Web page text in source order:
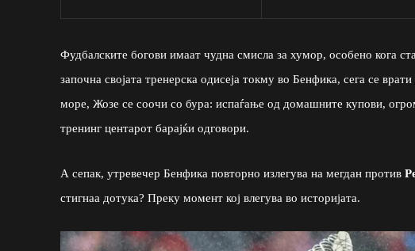
Фудбалските богови имаат чудна смисла за хумор, особено кога
започна својата тренерска одисеја токму во Бенфика, сега се
море, Жозе се соочи со бура: испаѓање од домашните купови,
тренинг центарот барајќи одговори.
А сепак, утревечер Бенфика повторно излегува на мегдан против
стигнаа дотука? Преку момент кој влегува во историјата.